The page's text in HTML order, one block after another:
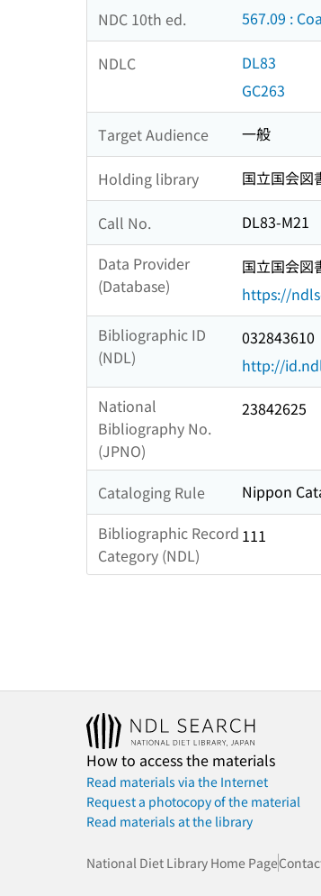
NDC 10th ed. 567.09 :
NDLC
DL83
GC263
Target Audience 一般
Holding library 国立国会図
Call No.
DL83-M21
Data Provider
(Database)
国立国会図
https://
Bibliographic ID
(NDL)
032843610
http://
National
Bibliography No.
(JPNO)
23842625
Cataloging Rule
Nippon
Bibliographic Record
Category (NDL)
111
How to access the materials
Read materials via the Internet
Request a photocopy of the material
Read materials at the library
National Diet Library Home Page